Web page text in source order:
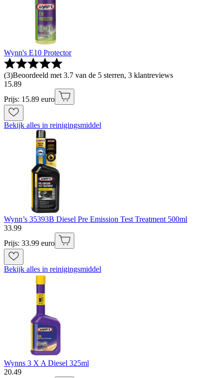
Wynn's E10 Protector
(3)Beoordeeld met 3.7 van de 5 sterren, 3 klantreviews
15.89
Prijs: 15.89 euro
Bekijk alles in reinigingsmiddel
Wynn’s 35393B Diesel Pre Emission Test Treatment 500ml
33.99
Prijs: 33.99 euro
Bekijk alles in reinigingsmiddel
Wynns 3 X A Diesel 325ml
20.49